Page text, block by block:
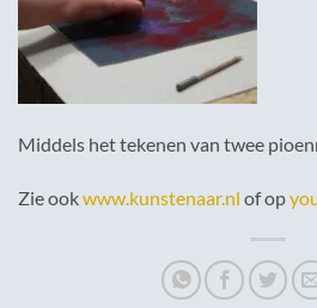
Middels het tekenen van twee
Zie ookwww.kunstenaar.nl of op